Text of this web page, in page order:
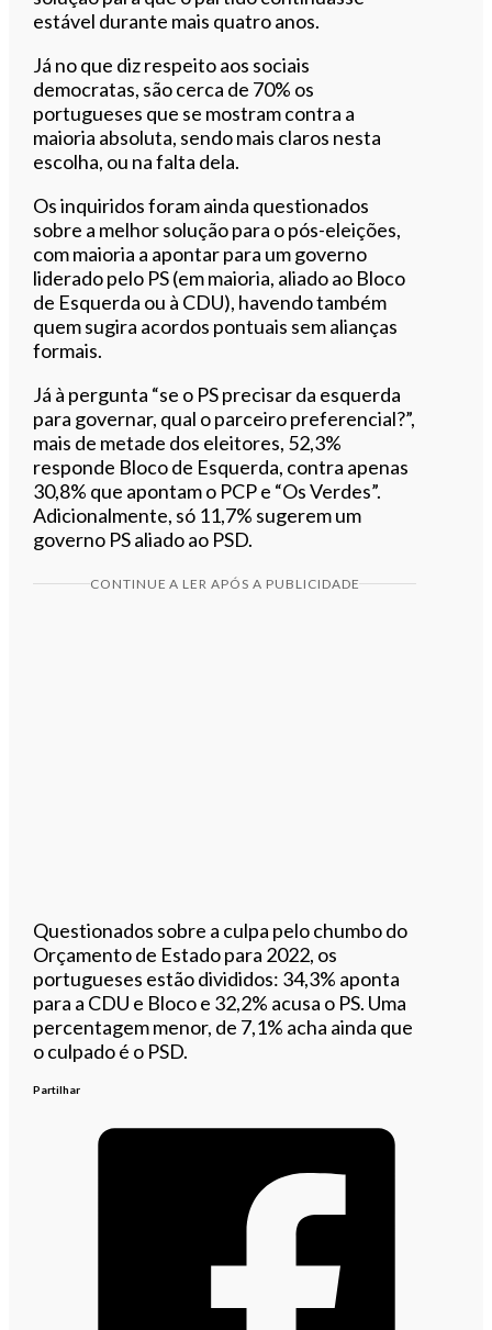
estável durante mais quatro anos.
Já no que diz respeito aos sociais
democratas, são cerca de 70% os
portugueses que se mostram contra a
maioria absoluta, sendo mais claros nesta
escolha, ou na falta dela.
Os inquiridos foram ainda questionados
sobre a melhor solução para o pós-eleições,
com maioria a apontar para um governo
liderado pelo PS (em maioria, aliado ao Bloco
de Esquerda ou à CDU), havendo também
quem sugira acordos pontuais sem alianças
formais.
Já à pergunta “se o PS precisar da esquerda
para governar, qual o parceiro preferencial?”,
mais de metade dos eleitores, 52,3%
responde Bloco de Esquerda, contra apenas
30,8% que apontam o PCP e “Os Verdes”.
Adicionalmente, só 11,7% sugerem um
governo PS aliado ao PSD.
CONTINUE A LER APÓS A PUBLICIDADE
Questionados sobre a culpa pelo chumbo do
Orçamento de Estado para 2022, os
portugueses estão divididos: 34,3% aponta
para a CDU e Bloco e 32,2% acusa o PS. Uma
percentagem menor, de 7,1% acha ainda que
o culpado é o PSD.
Partilhar